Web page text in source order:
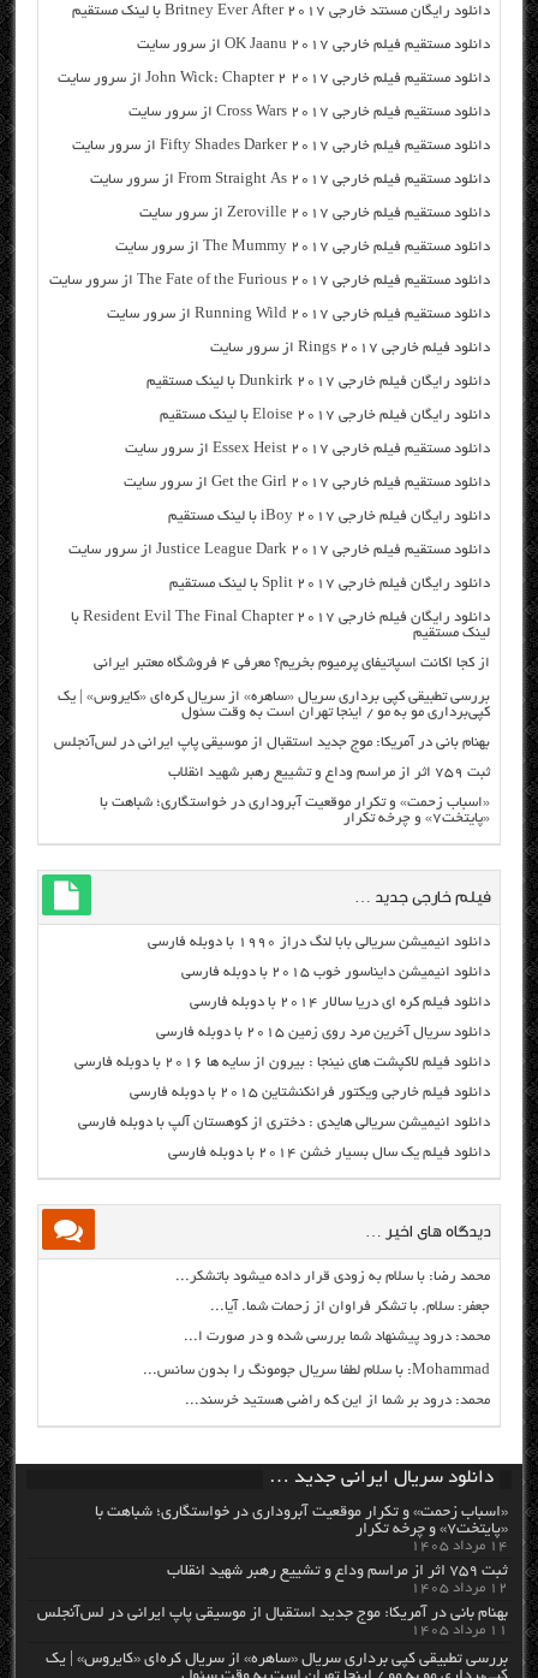
دانلود رایگان مسنتد خارجی Britney Ever After 2017 با لینک مستقیم
دانلود مستقیم فیلم خارجی OK Jaanu 2017 از سرور سایت
دانلود مستقیم فیلم خارجی John Wick: Chapter 2 2017 از سرور سایت
دانلود مستقیم فیلم خارجی Cross Wars 2017 از سرور سایت
دانلود مستقیم فیلم خارجی Fifty Shades Darker 2017 از سرور سایت
دانلود مستقیم فیلم خارجی From Straight As 2017 از سرور سایت
دانلود مستقیم فیلم خارجی Zeroville 2017 از سرور سایت
دانلود مستقیم فیلم خارجی The Mummy 2017 از سرور سایت
دانلود مستقیم فیلم خارجی The Fate of the Furious 2017 از سرور سایت
دانلود مستقیم فیلم خارجی Running Wild 2017 از سرور سایت
دانلود فیلم خارجی Rings 2017 از سرور سایت
دانلود رایگان فیلم خارجی Dunkirk 2017 با لینک مستقیم
دانلود رایگان فیلم خارجی Eloise 2017 با لینک مستقیم
دانلود مستقیم فیلم خارجی Essex Heist 2017 از سرور سایت
دانلود مستقیم فیلم خارجی Get the Girl 2017 از سرور سایت
دانلود رایگان فیلم خارجی iBoy 2017 با لینک مستقیم
دانلود مستقیم فیلم خارجی Justice League Dark 2017 از سرور سایت
دانلود رایگان فیلم خارجی Split 2017 با لینک مستقیم
دانلود رایگان فیلم خارجی Resident Evil The Final Chapter 2017 با
لینک مستقیم
از کجا اکانت اسپاتیفای پرمیوم بخریم؟ معرفی ۴ فروشگاه معتبر ایرانی
بررسی تطبیقی کپی برداری سریال «ساهره» از سریال کره‌ای «کایروس» | یک
کپی‌برداری مو به مو / اینجا تهران است به وقت سئول
بهنام بانی در آمریکا: موج جدید استقبال از موسیقی پاپ ایرانی در لس‌آنجلس
ثبت ۷۵۹ اثر از مراسم وداع و تشییع رهبر شهید انقلاب
«اسباب زحمت» و تکرار موقعیت آبروداری در خواستگاری؛ شباهت با
«پایتخت۷» و چرخه تکرار
فیلم خارجی جدید …
دانلود انیمیشن سریالی بابا لنگ دراز ۱۹۹۰ با دوبله فارسی
دانلود انیمیشن دایناسور خوب ۲۰۱۵ با دوبله فارسی
دانلود فیلم کره ای دریا سالار ۲۰۱۴ با دوبله فارسی
دانلود سریال آخرین مرد روی زمین ۲۰۱۵ با دوبله فارسی
دانلود فیلم لاکپشت های نینجا : بیرون از سایه ها ۲۰۱۶ با دوبله فارسی
دانلود فیلم خارجی ویکتور فرانکنشتاین ۲۰۱۵ با دوبله فارسی
دانلود انیمیشن سریالی هایدی : دختری از کوهستان آلپ با دوبله فارسی
دانلود فیلم یک سال بسیار خشن ۲۰۱۴ با دوبله فارسی
دیدگاه های اخیر …
محمد رضا: با سلام به زودی قرار داده میشود باتشکر...
جعفر: سلام. با تشکر فراوان از زحمات شما. آیا...
محمد: درود پیشنهاد شما بررسی شده و در صورت ا...
Mohammad: با سلام لطفا سریال جومونگ را بدون سانس...
محمد: درود بر شما از این که راضی هستید خرسند...
دانلود سریال ایرانی جدید …
«اسباب زحمت» و تکرار موقعیت آبروداری در خواستگاری؛ شباهت با
«پایتخت۷» و چرخه تکرار
۱۴ مرداد ۱۴۰۵
ثبت ۷۵۹ اثر از مراسم وداع و تشییع رهبر شهید انقلاب
۱۲ مرداد ۱۴۰۵
بهنام بانی در آمریکا: موج جدید استقبال از موسیقی پاپ ایرانی در لس‌آنجلس
۱۱ مرداد ۱۴۰۵
بررسی تطبیقی کپی برداری سریال «ساهره» از سریال کره‌ای «کایروس» | یک